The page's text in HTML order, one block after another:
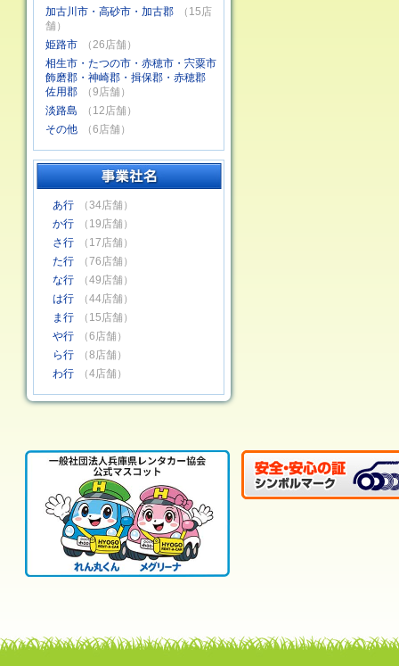
加古川市・高砂市・加古郡
（15店
舗）
姫路市
（26店舗）
相生市・たつの市・赤穂市・宍粟市
飾磨郡・神崎郡・揖保郡・赤穂郡
佐用郡
（9店舗）
淡路島
（12店舗）
その他
（6店舗）
あ行
（34店舗）
か行
（19店舗）
さ行
（17店舗）
た行
（76店舗）
な行
（49店舗）
は行
（44店舗）
ま行
（15店舗）
や行
（6店舗）
ら行
（8店舗）
わ行
（4店舗）